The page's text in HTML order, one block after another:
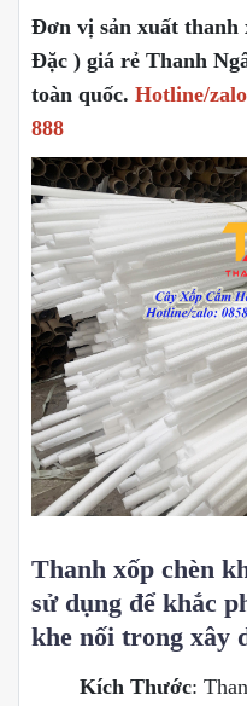
Đơn vị sản xuất thanh
Đặc ) giá rẻ Thanh
toàn quốc. Hotline/
888
Thanh xốp chèn
sử dụng để khắc
khe nối trong xây
Kích Thước: